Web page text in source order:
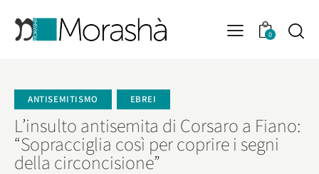
0
ANTISEMITISMO EBREI
L’insulto antisemita di Corsaro a Fiano:
“Sopracciglia così per coprire i segni
della circoncisione”